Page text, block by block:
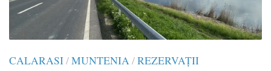
CALARASI/MUNTENIA/REZERVAȚII